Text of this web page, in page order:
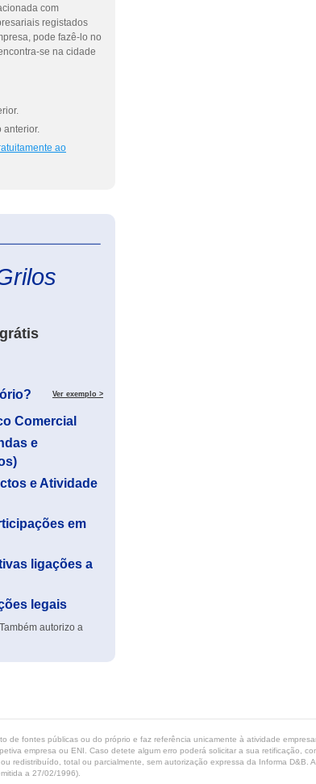
com
registados
pode fazê-lo no
se na cidade
anterior.
ao
grátis
Ver exemplo >
Comercial
e
e Atividade
em
ligações a
legais
autorizo a
fontes públicas ou do próprio e faz referência unicamente à atividade
empresa ou ENI. Caso detete algum erro poderá solicitar a sua retificação,
redistribuído, total ou parcialmente, sem autorização expressa da Informa D&B.
a 27/02/1996).